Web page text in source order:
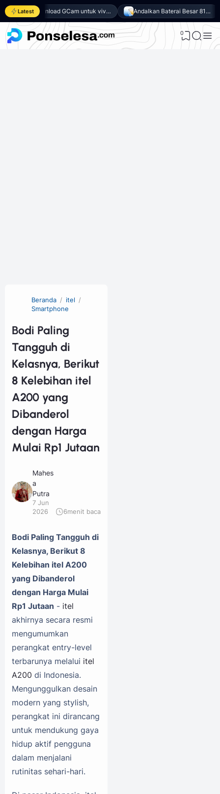
Latest Download GCam untuk vivo Y500 (GCam APK 9.6 & LMC 8.4) Andalkan Baterai Besar 8100mAh dan SoC Unisoc T7300, Ini dia 10 Keunggulan vivo Y500 4G
0
Beranda
itel
Smartphone
Bodi Paling
Tangguh di
Kelasnya, Berikut
8 Kelebihan itel
A200 yang
Dibanderol
dengan Harga
Mulai Rp1 Jutaan
Mahes
a
Putra
7 Jun
2026
6menit baca
Bodi Paling Tangguh di
Kelasnya, Berikut 8
Kelebihan itel A200
yang Dibanderol
dengan Harga Mulai
Rp1 Jutaan - itel
akhirnya secara resmi
mengumumkan
perangkat entry-level
terbarunya melalui itel
A200 di Indonesia.
Mengunggulkan desain
modern yang stylish,
perangkat ini dirancang
untuk mendukung gaya
hidup aktif pengguna
dalam menjalani
rutinitas sehari-hari.